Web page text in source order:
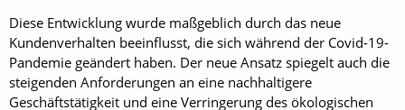
Diese Entwicklung wurde maßgeblich durch das neue
Kundenverhalten beeinflusst, die sich während der Covid-19-
Pandemie geändert haben. Der neue Ansatz spiegelt auch die
steigenden Anforderungen an eine nachhaltigere
Geschäftstätigkeit und eine Verringerung des ökologischen